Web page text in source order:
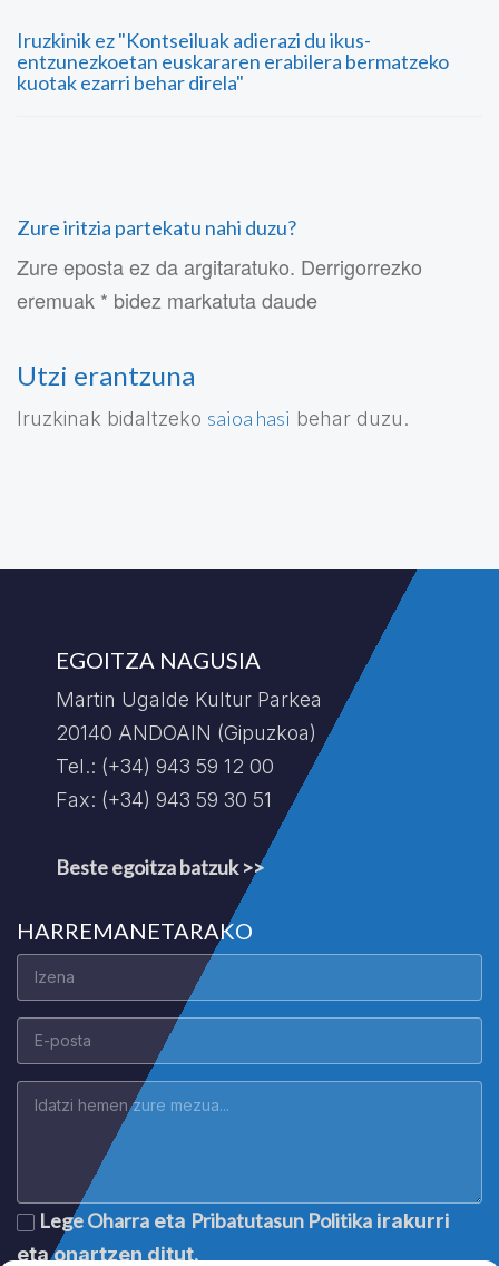
Iruzkinik ez "Kontseiluak adierazi du ikus-
entzunezkoetan euskararen erabilera bermatzeko
kuotak ezarri behar direla"
Zure iritzia partekatu nahi duzu?
Zure eposta ez da argitaratuko. Derrigorrezko
eremuak * bidez markatuta daude
Utzi erantzuna
Iruzkinak bidaltzeko saioa hasi behar duzu.
EGOITZA NAGUSIA
Martin Ugalde Kultur Parkea
20140 ANDOAIN (Gipuzkoa)
Tel.: (+34) 943 59 12 00
Fax: (+34) 943 59 30 51
Beste egoitza batzuk >>
HARREMANETARAKO
Lege Oharra eta Pribatutasun Politika irakurri
eta onartzen ditut.